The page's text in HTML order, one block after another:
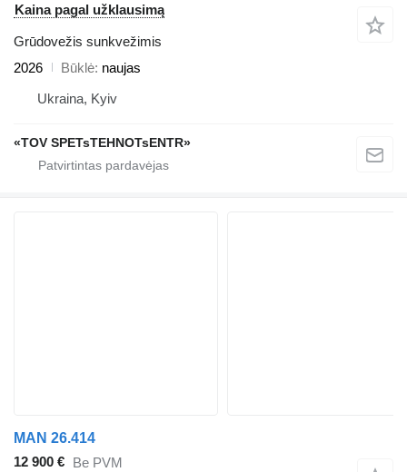
Kaina pagal užklausimą
Grūdovežis sunkvežimis
2026
Būklė naujas
Ukraina, Kyiv
«TOV SPETsTEHNOTsENTR»
MAN 26.414
12 900 € Be PVM